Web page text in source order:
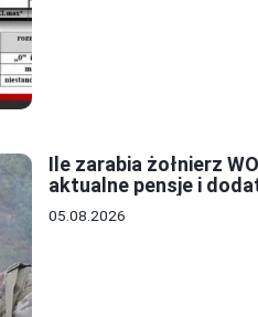
Ile zarabia żołnierz
aktualne pensje i
05.08.2026